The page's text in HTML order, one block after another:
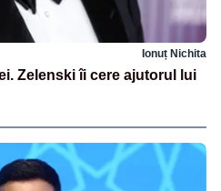
Ionuț Nichita
Zelenski îi cere ajutorul lui